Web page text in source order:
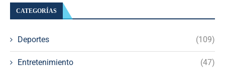
CATEGORÍAS
Deportes (109)
Entretenimiento (47)